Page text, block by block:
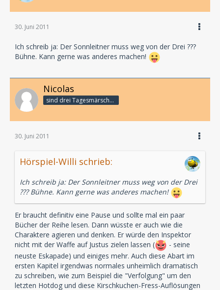
30. Juni 2011
Ich schreib ja: Der Sonnleitner muss weg von der Drei ???
Bühne. Kann gerne was anderes machen!
Nicolas
sind drei Tagesmärsche bis zum Subway ...
30. Juni 2011
Hörspiel-Willi schrieb:
Ich schreib ja: Der Sonnleitner muss weg von der Drei
??? Bühne. Kann gerne was anderes machen!
Er braucht definitiv eine Pause und sollte mal ein paar
Bücher der Reihe lesen. Dann wüsste er auch wie die
Charaktere agieren und denken. Er würde den Inspektor
nicht mit der Waffe auf Justus zielen lassen (
- seine
neuste Eskapade) und einiges mehr. Auch diese Abart im
ersten Kapitel irgendwas normales unheimlich dramatisch
zu schreiben, wie zum Beispiel die "Verfolgung" um den
letzten Hotdog und diese Kirschkuchen-Fress-Auflösungen